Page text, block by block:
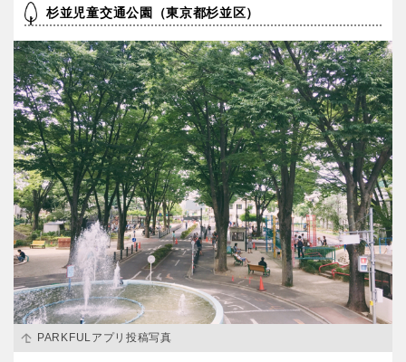
杉並児童交通公園（東京都杉並区）
PARKFULアプリ投稿写真